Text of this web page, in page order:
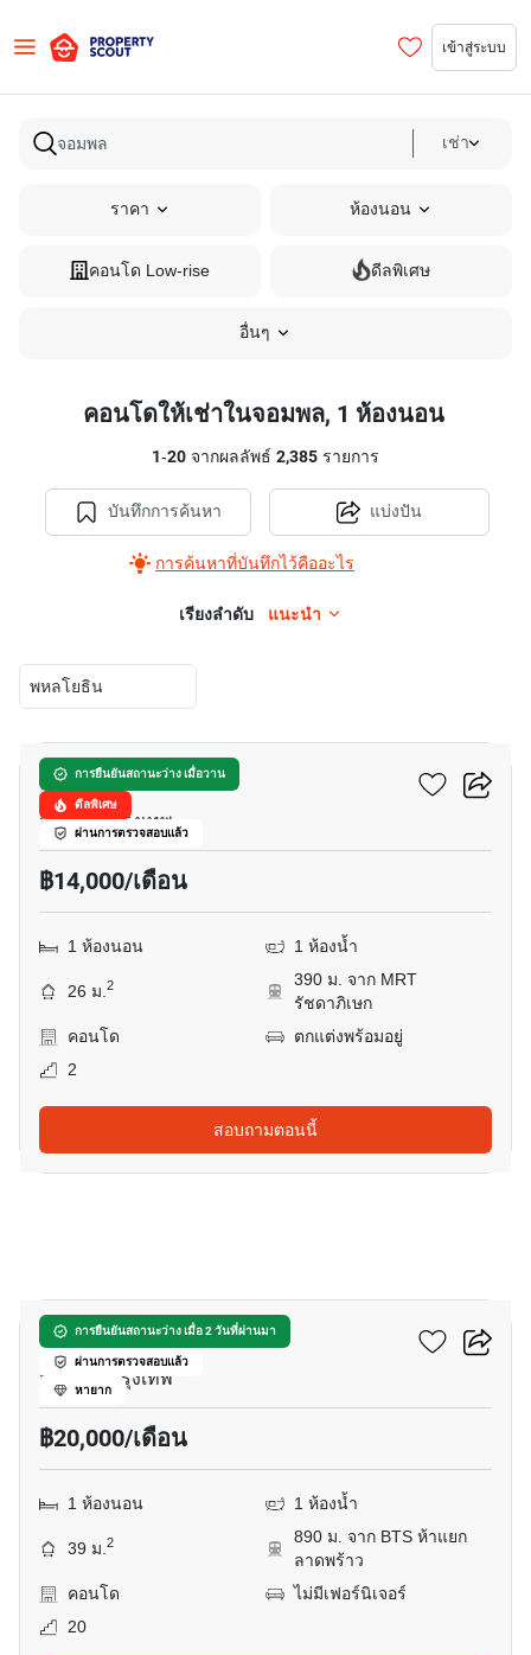
เข้าสู่ระบบ
เช่า
ราคา ห้องนอน
คอนโด Low-rise ดีลพิเศษ
อื่นๆ
คอนโดให้เช่าในจอมพล, 1 ห้องนอน
1-20 จากผลลัพธ์ 2,385 รายการ
บันทึกการค้นหา
การค้นหาที่บันทึกไว้คืออะไร
แบ่งปัน
เรียงลำดับ แนะนำ
พหลโยธิน
การยืนยันสถานะว่าง เมื่อวาน
ดีลพิเศษ
ผ่านการตรวจสอบแล้ว
เดอะ ยูนิค 19
จอมพล, กรุงเทพ
฿14,000/เดือน
1 ห้องนอน 1 ห้องน้ำ
26 ม.2
390 ม. จาก MRT
รัชดาภิเษก
คอนโด
ตกแต่งพร้อมอยู่
2
สอบถามตอนนี้
การยืนยันสถานะว่าง เมื่อ 2 วันที่ผ่านมา
ผ่านการตรวจสอบแล้ว
หายาก
อีควิน๊อกซ์ พหล-วิภา
จอมพล, กรุงเทพ
฿20,000/เดือน
1 ห้องนอน 1 ห้องน้ำ
39 ม.2
890 ม. จาก BTS ห้าแยก
ลาดพร้าว
คอนโด
ไม่มีเฟอร์นิเจอร์
20